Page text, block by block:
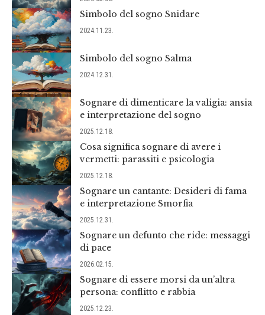
Simbolo del sogno Snidare
2024.11.23.
Simbolo del sogno Salma
2024.12.31.
Sognare di dimenticare la valigia: ansia
e interpretazione del sogno
2025.12.18.
Cosa significa sognare di avere i
vermetti: parassiti e psicologia
2025.12.18.
Sognare un cantante: Desideri di fama
e interpretazione Smorfia
2025.12.31.
Sognare un defunto che ride: messaggi
di pace
2026.02.15.
Sognare di essere morsi da un’altra
persona: conflitto e rabbia
2025.12.23.